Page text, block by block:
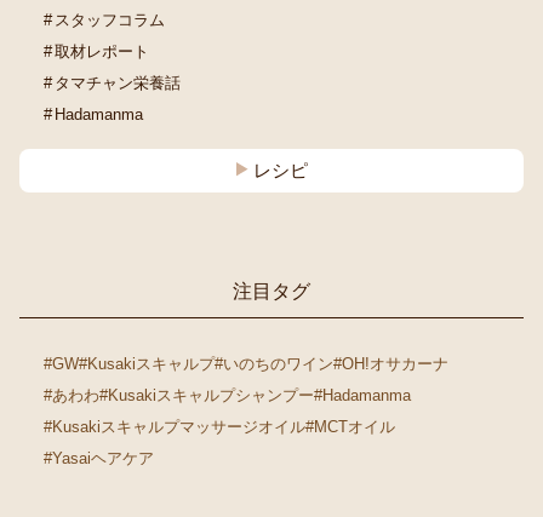
スタッフコラム
取材レポート
タマチャン栄養話
Hadamanma
レシピ
注目タグ
#GW#Kusakiスキャルプ#いのちのワイン#OH!オサカーナ
#あわわ#Kusakiスキャルプシャンプー#Hadamanma
#Kusakiスキャルプマッサージオイル#MCTオイル
#Yasaiヘアケア